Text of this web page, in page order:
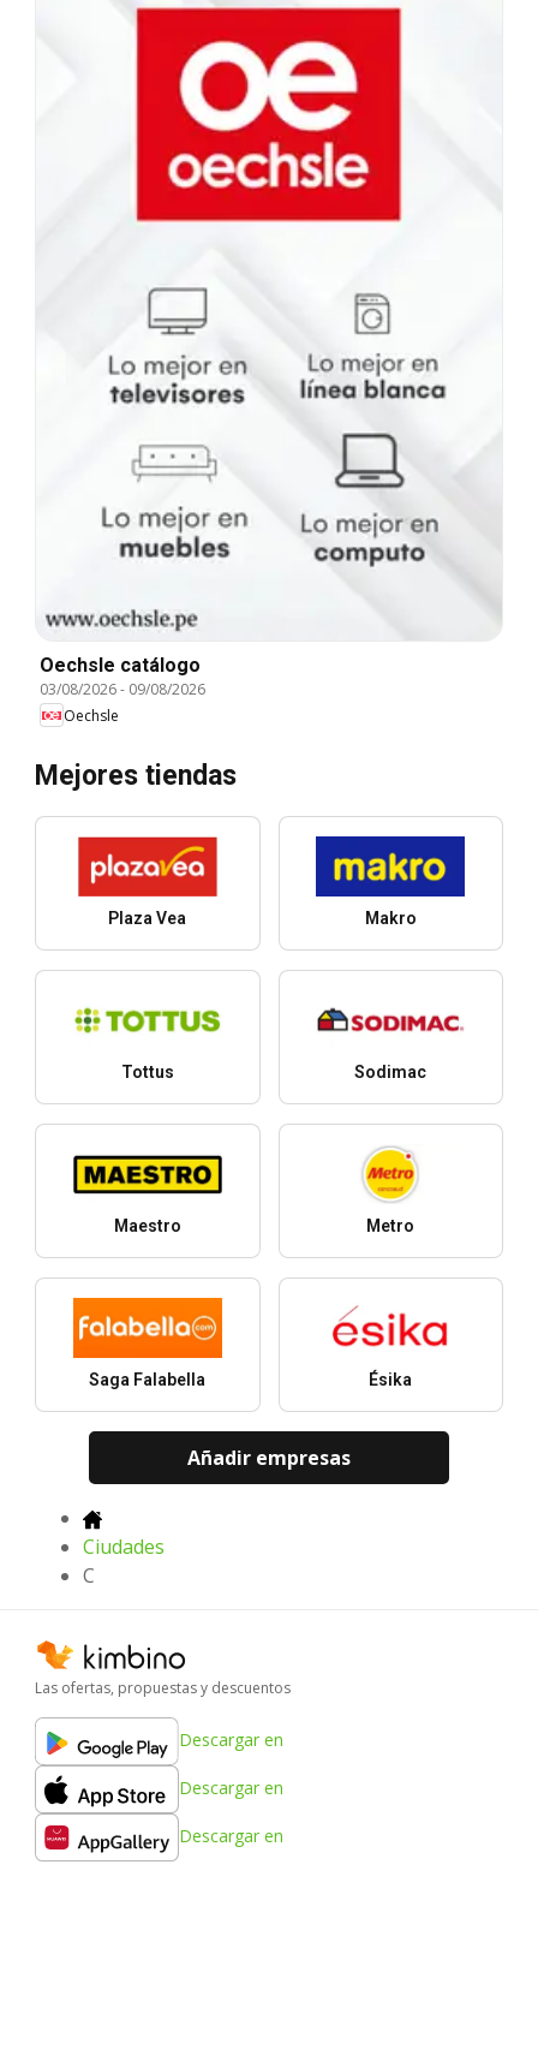
Oechsle catálogo
03/08/2026- 09/08/2026
Oechsle
Mejores tiendas
Plaza Vea Makro
Tottus Sodimac
Maestro Metro
Saga Falabella Ésika
Añadir empresas
Ciudades
C
Las ofertas, propuestas y descuentos
Descargar en
Descargar en
Descargar en